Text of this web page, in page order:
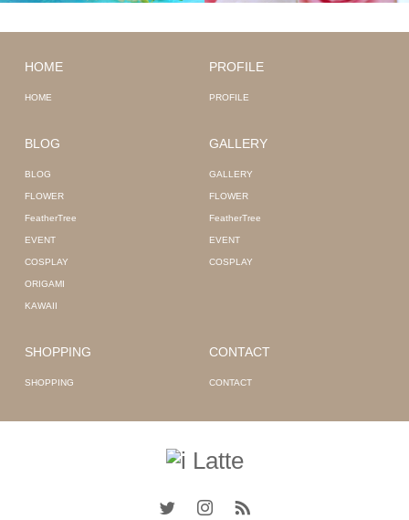
HOME
HOME
PROFILE
PROFILE
BLOG
BLOG
FLOWER
FeatherTree
EVENT
COSPLAY
ORIGAMI
KAWAII
GALLERY
GALLERY
FLOWER
FeatherTree
EVENT
COSPLAY
SHOPPING
SHOPPING
CONTACT
CONTACT